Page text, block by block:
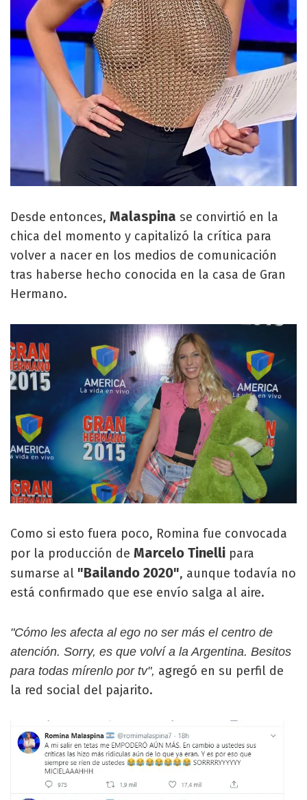
Desde entonces, Malaspina se convirtió en la
chica del momento y capitalizó la crítica para
volver a nacer en los medios de comunicación
tras haberse hecho conocida en la casa de Gran
Hermano.
Como si esto fuera poco, Romina fue convocada
por la producción de Marcelo Tinelli para
sumarse al "Bailando 2020", aunque todavía no
está confirmado que ese envío salga al aire.
"Cómo les afecta al ego no ser más el centro de
atención. Sorry, es que volví a la Argentina. Besitos
para todas mírenlo por tv", agregó en su perfil de
la red social del pajarito.